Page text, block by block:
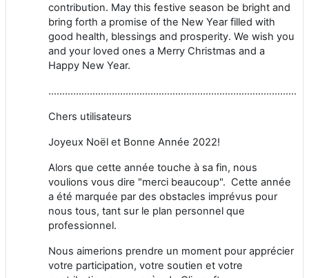
contribution. May this festive season be bright and
bring forth a promise of the New Year filled with
good health, blessings and prosperity. We wish you
and your loved ones a Merry Christmas and a
Happy New Year.
Chers utilisateurs
Joyeux Noël et Bonne Année 2022!
Alors que cette année touche à sa fin, nous
voulions vous dire "merci beaucoup". Cette année
a été marquée par des obstacles imprévus pour
nous tous, tant sur le plan personnel que
professionnel.
Nous aimerions prendre un moment pour apprécier
votre participation, votre soutien et votre